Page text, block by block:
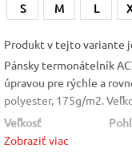
S M L
Produkt v tejto variante
Pánsky termonátelník
úpravou pre rýchle a
polyester, 175g/m2.
Veľkosť
2XL
Zobraziť viac